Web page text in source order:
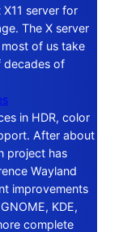
server for
The X server
of us take
decades of
in HDR, color
After about
project has
Wayland
improvements
KDE,
complete